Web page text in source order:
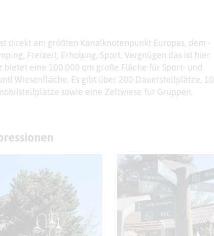
direkt am größten Kanalknotenpunkt Europas, dem -
Freizeit, Erholung, Sport, Vergnügen das ist hier
eine 100.000 qm große Fläche für Sport- und
Wiesenfläche. Es gibt über 200 Dauerstellplätze, 10
sowie eine Zeltwiese für Gruppen.